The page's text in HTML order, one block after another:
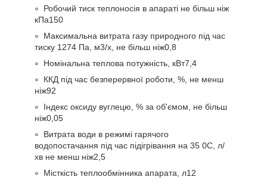
Робочий тиск теплоносія в апараті не більш ніж
кПа150
Максимальна витрата газу природного під час
тиску 1274 Па, м3/х, не більш ніж0,8
Номінальна теплова потужність, кВт7,4
ККД під час безперервної роботи, %, не менш
ніж92
Індекс оксиду вуглецю, % за об'ємом, не більш
ніж0,05
Витрата води в режимі гарячого
водопостачання під час підігрівання на 35 0С, л/
хв не менш ніж2,5
Місткість теплообмінника апарата, л12